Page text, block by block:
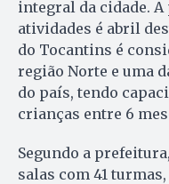
integral da cidade.
atividades é abril
do Tocantins é
região Norte e uma
do país, tendo
crianças entre 6
Segundo a
salas com 41